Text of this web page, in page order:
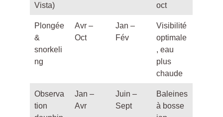
Vista)
oct
Plongée
&
snorkeli
ng
Avr –
Oct
Jan –
Fév
Visibilité
optimale
, eau
plus
chaude
Observa
tion
Jan –
Avr
Juin –
Sept
Baleines
à bosse